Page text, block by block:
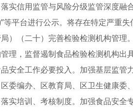
实信用监管与风险分级监管深度
等平台进行公示。将存在特定严重
）（二十）完善检验检测机构管
理，监督遏制食品检验检测机构
安全工作必要投入。加强基层监
委编办、区教育局、区卫生健康
实培训、考核制度。加强食品安